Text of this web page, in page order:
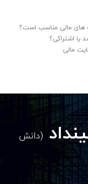
های مالی مناسب است؟
یا اشتراکی؟
مالی
(دانش